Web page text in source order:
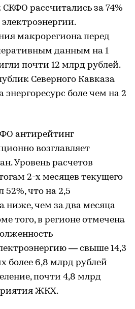
рассчитались за 74%
макрорегиона перед
данным на 1
почти 12 млрд рублей.
Северного Кавказа
энергоресурс боле чем на 2
антирейтинг
возглавляет
Уровень расчетов
2-х месяцев текущего
52%, что на 2,5
ниже, чем за два месяца
того, в регионе отмечена
— свыше 14,3
более 6,8 млрд рублей
почти 4,8 млрд
ЖКХ.